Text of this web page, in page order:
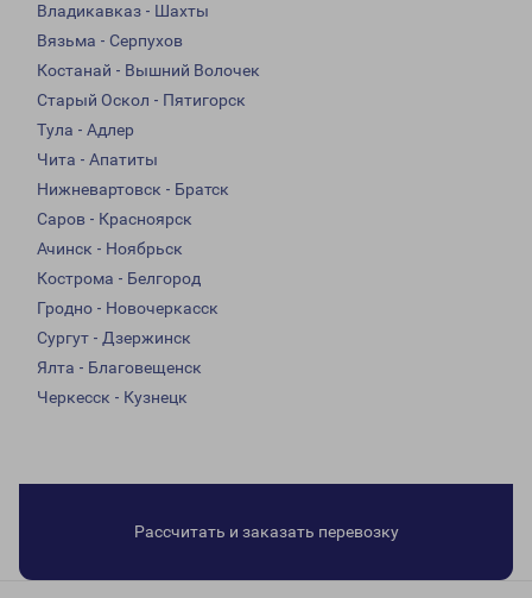
Владикавказ - Шахты
Вязьма - Серпухов
Костанай - Вышний Волочек
Старый Оскол - Пятигорск
Тула - Адлер
Чита - Апатиты
Нижневартовск - Братск
Саров - Красноярск
Ачинск - Ноябрьск
Кострома - Белгород
Гродно - Новочеркасск
Сургут - Дзержинск
Ялта - Благовещенск
Черкесск - Кузнецк
Рассчитать и заказать перевозку